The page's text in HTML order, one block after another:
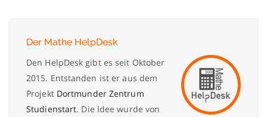
Der Mathe HelpDesk
Den HelpDesk gibt es seit Oktober
2015. Entstanden ist er aus dem
Projekt Dortmunder Zentrum
Studienstart. Die Idee wurde von